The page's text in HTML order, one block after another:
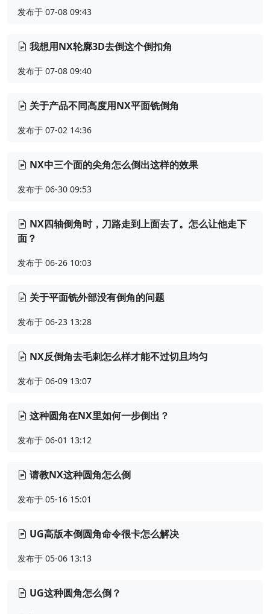
发布于 07-08 09:43
我想用NX轮廓3D去倒这个倒扣角
发布于 07-08 09:40
关于产品不同高度用NX平面铣倒角
发布于 07-02 14:36
NX中三个面的尖角怎么倒出这样的效果
发布于 06-30 09:53
NX四轴倒角时，刀路走到上面去了。怎么让他走下
面？
发布于 06-26 10:03
关于平面铣外部没有倒角的问题
发布于 06-23 13:28
NX反倒角去毛刺怎么样才能不过切且均匀
发布于 06-09 13:07
这种圆角在NX里如何一步倒出？
发布于 06-01 13:12
请教NX这种圆角怎么倒
发布于 05-16 15:01
UG高版本倒圆角命令很卡怎么解决
发布于 05-06 13:13
UG这种圆角怎么倒？